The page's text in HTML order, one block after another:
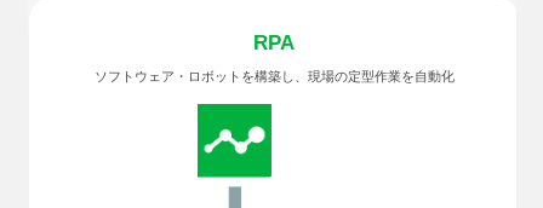
RPA
ソフトウェア・ロボットを構築し、現場の定型作業を自動化